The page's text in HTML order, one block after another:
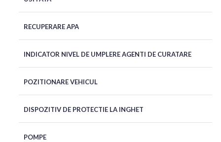
RECUPERARE APA
INDICATOR NIVEL DE UMPLERE AGENTI DE CURATARE
POZITIONARE VEHICUL
DISPOZITIV DE PROTECTIE LA INGHET
POMPE